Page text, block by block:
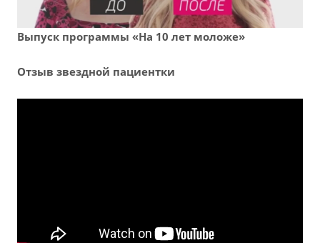
Выпуск программы «На 10 лет моложе»
Отзыв звездной пациентки